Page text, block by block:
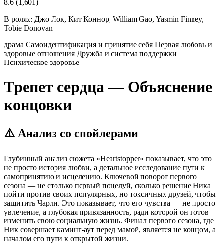
8.6 (1,601)
В ролях: Джо Лок, Кит Коннор, William Gao, Yasmin Finney,
Tobie Donovan
драма Самоидентификация и принятие себя Первая любовь и
здоровые отношения Дружба и система поддержки
Психическое здоровье
Трепет сердца — Объяснение
концовки
⚠️ Анализ со спойлерами
Глубинный анализ сюжета «Heartstopper» показывает, что это
не просто история любви, а детальное исследование пути к
самопринятию и исцелению. Ключевой поворот первого
сезона — не столько первый поцелуй, сколько решение Ника
пойти против своих популярных, но токсичных друзей, чтобы
защитить Чарли. Это показывает, что его чувства — не просто
увлечение, а глубокая привязанность, ради которой он готов
изменить свою социальную жизнь. Финал первого сезона, где
Ник совершает каминг-аут перед мамой, является не концом, а
началом его пути к открытой жизни.